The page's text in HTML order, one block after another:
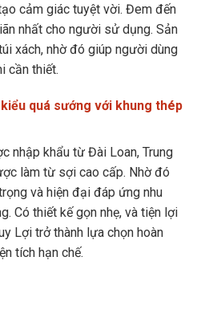
cảm giác tuyệt vời. Đem đến
nhất cho người sử dụng. Sản
xách, nhờ đó giúp người dùng
cần thiết.
quá sướng với khung thép
nhập khẩu từ Đài Loan, Trung
làm từ sợi cao cấp. Nhờ đó
và hiện đại đáp ứng nhu
Có thiết kế gọn nhẹ, và tiện lợi
Lợi trở thành lựa chọn hoàn
tích hạn chế.